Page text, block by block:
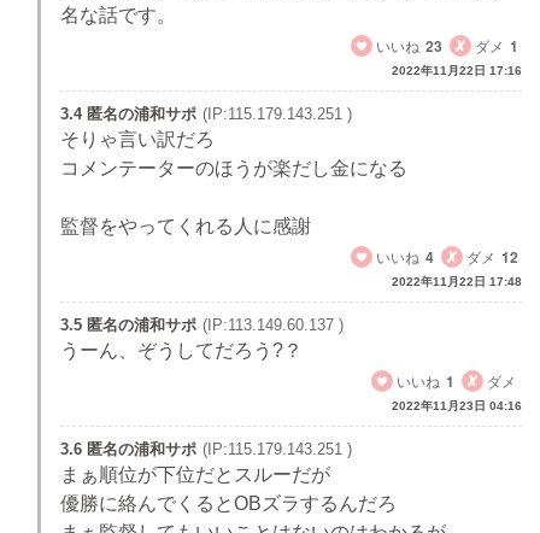
名な話です。
いいね 23 ダメ 1
2022年11月22日 17:16
3.4 匿名の浦和サポ (IP:115.179.143.251 )
そりゃ言い訳だろ
コメンテーターのほうが楽だし金になる
監督をやってくれる人に感謝
いいね 4 ダメ 12
2022年11月22日 17:48
3.5 匿名の浦和サポ (IP:113.149.60.137 )
うーん、ぞうしてだろう?？
いいね 1 ダメ
2022年11月23日 04:16
3.6 匿名の浦和サポ (IP:115.179.143.251 )
まぁ順位が下位だとスルーだが
優勝に絡んでくるとOBズラするんだろ